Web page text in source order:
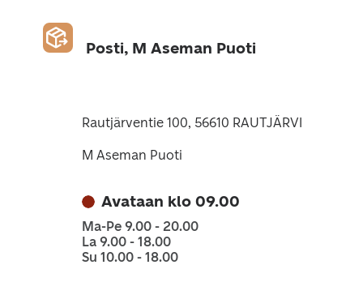
Posti, M Aseman Puoti
Rautjärventie 100, 56610 RAUTJÄRVI
M Aseman Puoti
Avataan klo 09.00
Ma-Pe 9.00 - 20.00
La 9.00 - 18.00
Su 10.00 - 18.00